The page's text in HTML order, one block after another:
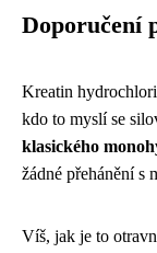
Doporučení
Kreatin
kdo to myslí se
klasického
žádné přehánění s
Víš, jak je to